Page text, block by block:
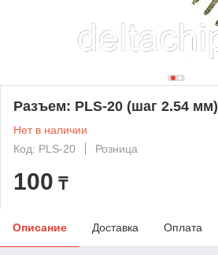
Разъем: PLS-20 (шаг 2.54 мм)
Нет в наличии
Код: PLS-20
Розница
100 ₸
Описание Доставка Оплата